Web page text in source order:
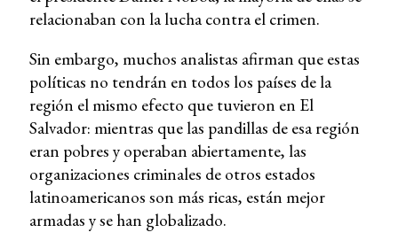
relacionaban con la lucha contra el crimen.
Sin embargo, muchos analistas afirman que estas
políticas no tendrán en todos los países de la
región el mismo efecto que tuvieron en El
Salvador: mientras que las pandillas de esa región
eran pobres y operaban abiertamente, las
organizaciones criminales de otros estados
latinoamericanos son más ricas, están mejor
armadas y se han globalizado.